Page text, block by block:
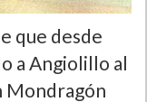
que desde
a Angiolillo al
Mondragón